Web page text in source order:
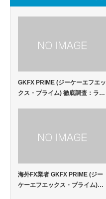
GKFX PRIME (ジーケーエフエッ
クス・プライム) 徹底調査：ラ…
海外FX業者 GKFX PRIME (ジー
ケーエフエックス・プライム)…